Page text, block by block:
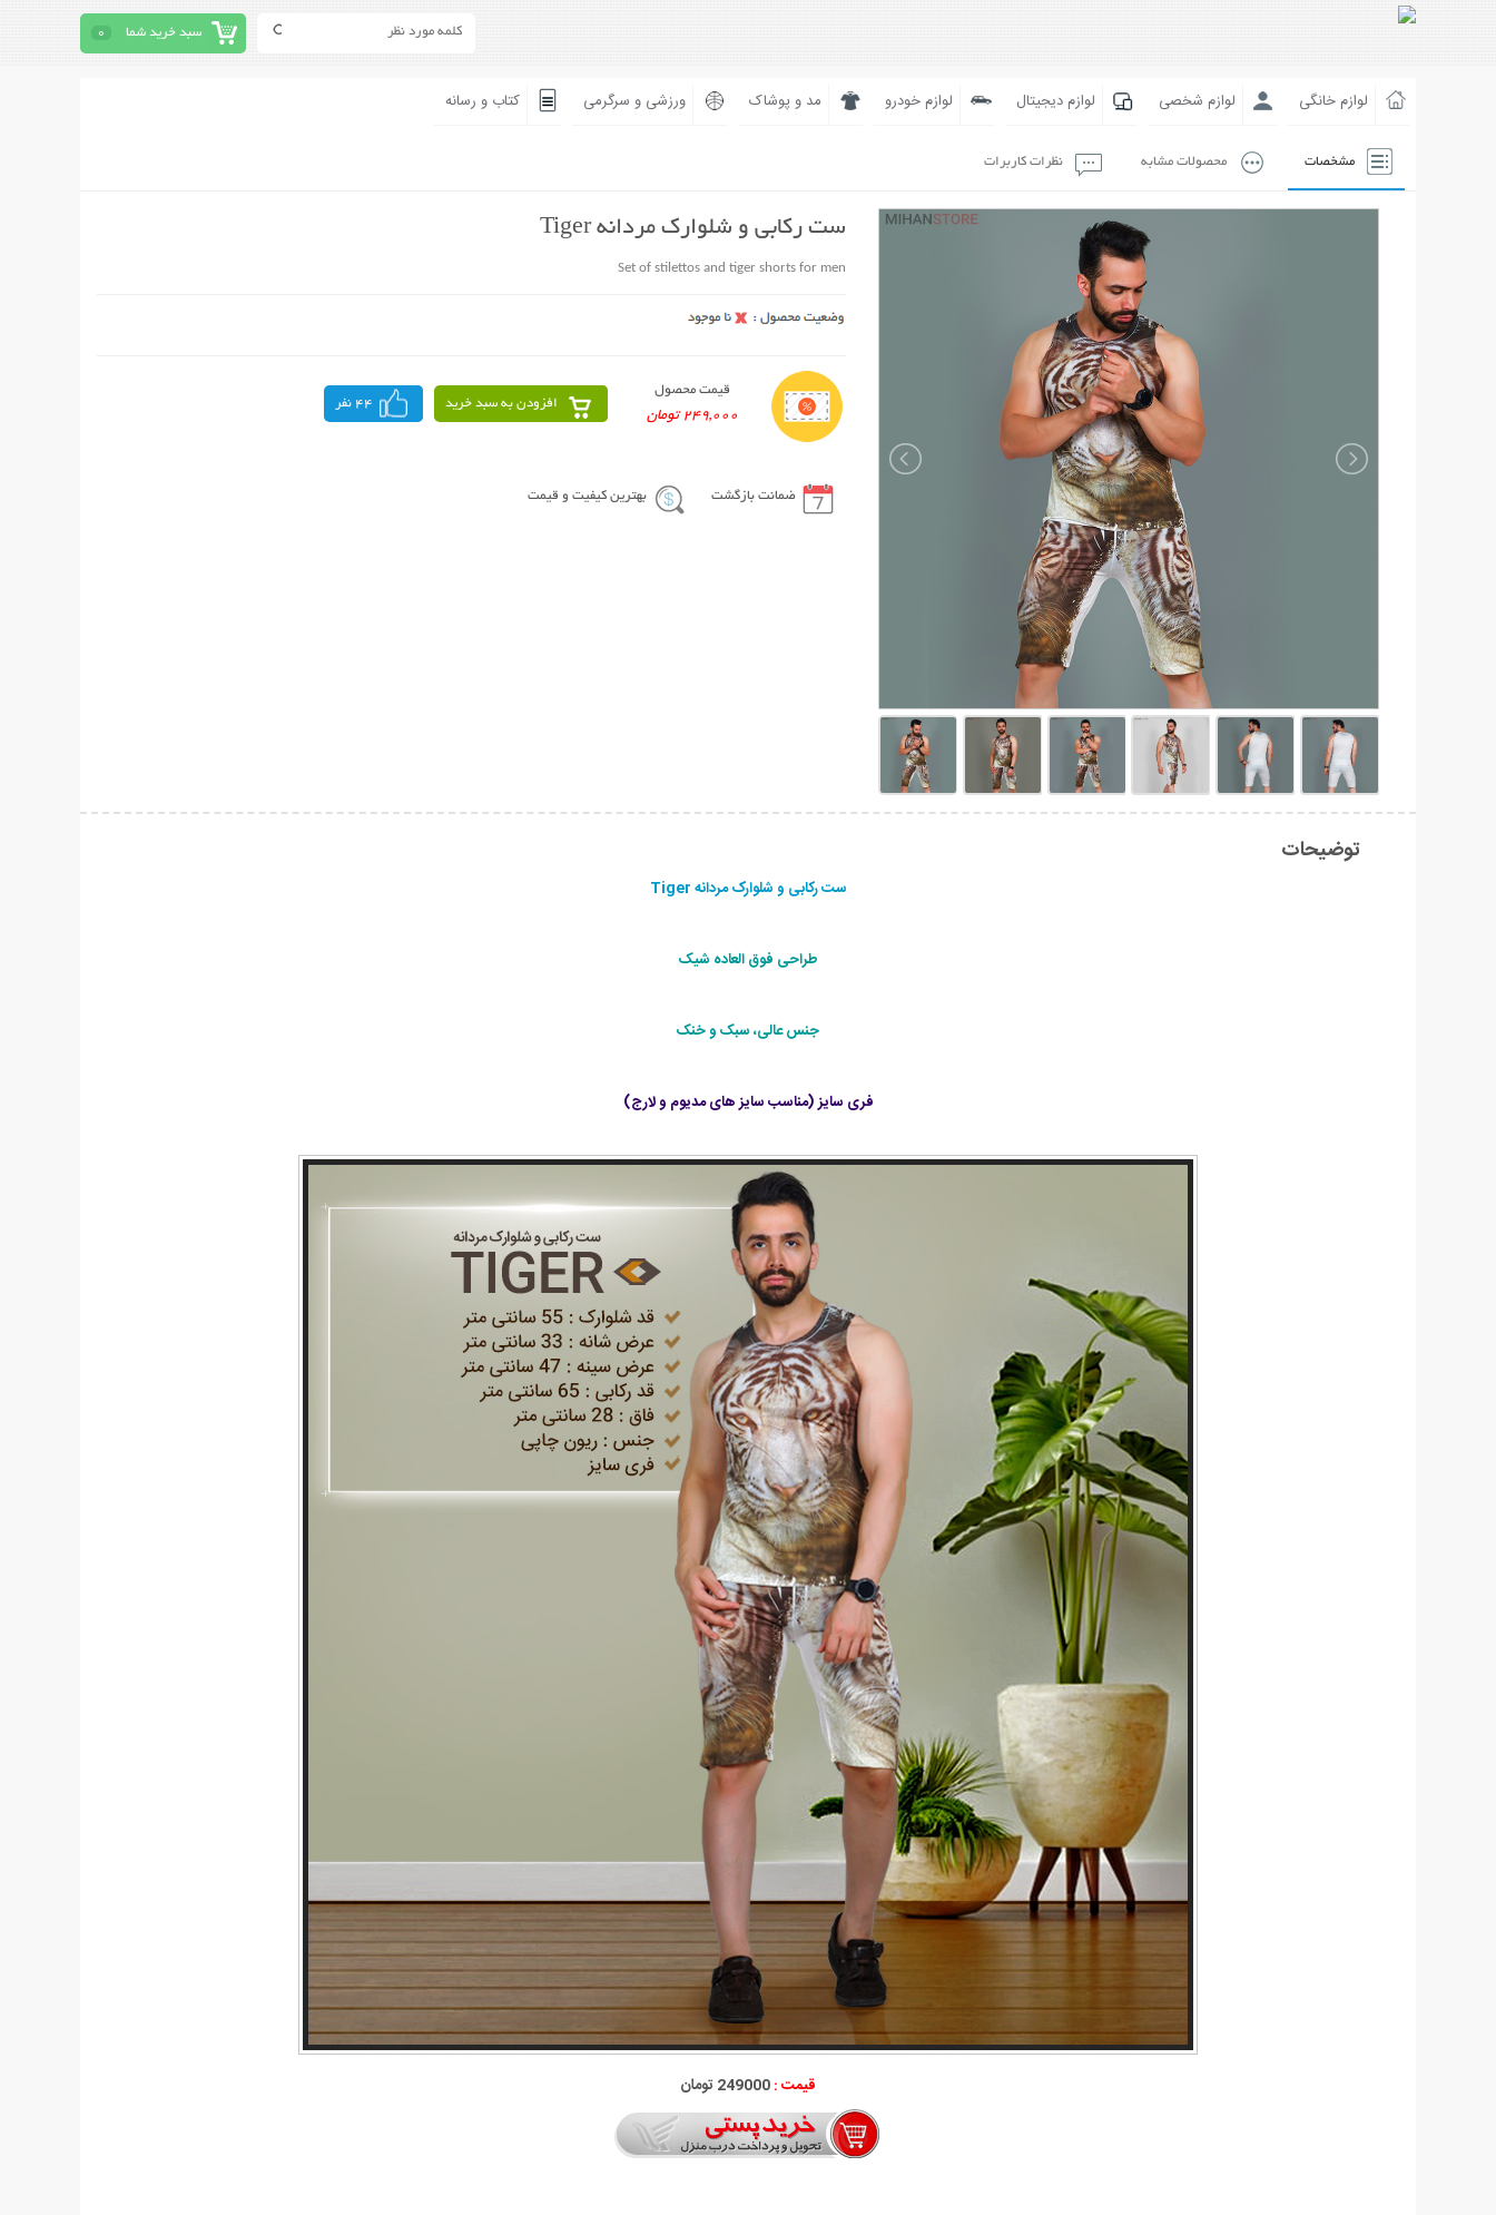
سبد خرید شما 0
لوازم خانگی لوازم شخصی لوازم دیجیتال لوازم خودرو مد و پوشاک ورزشی و سرگرمی کتاب و رسانه
مشخصات محصولات مشابه نظرات کاربرات
ست رکابی و شلوارک مردانه Tiger
Set of stilettos and tiger shorts for men
قیمت محصول
249,000 تومان
افزودن به سبد خرید 44 نفر
ضمانت بازگشت بهترین کیفیت و قیمت
توضیحات
ست رکابی و شلوارک مردانه Tiger
طراحی فوق العاده شیک
جنس عالی، سبک و خنک
فری سایز (مناسب سایز های مدیوم و لارج)
قیمت :249000 تومان